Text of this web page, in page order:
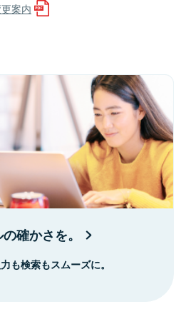
案内
確かさを。
も検索もスムーズに。